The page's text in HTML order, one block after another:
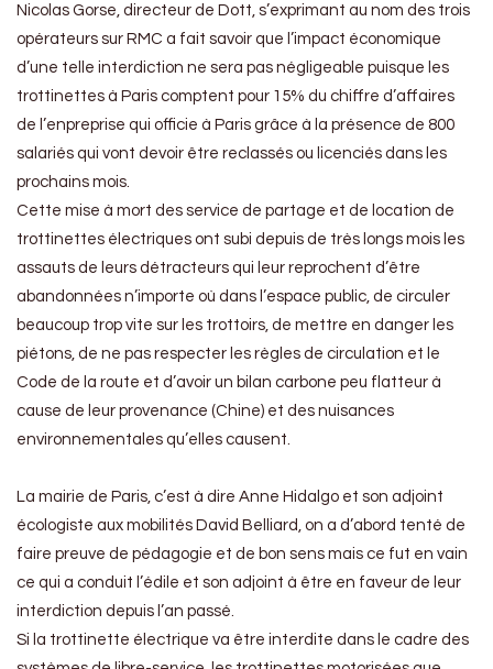
Nicolas Gorse, directeur de Dott, s’exprimant au nom des trois
opérateurs sur RMC a fait savoir que l’impact économique
d’une telle interdiction ne sera pas négligeable puisque les
trottinettes à Paris comptent pour 15% du chiffre d’affaires
de l’enpreprise qui officie à Paris grâce à la présence de 800
salariés qui vont devoir être reclassés ou licenciés dans les
prochains mois.
Cette mise à mort des service de partage et de location de
trottinettes électriques ont subi depuis de très longs mois les
assauts de leurs détracteurs qui leur reprochent d’être
abandonnées n’importe où dans l’espace public, de circuler
beaucoup trop vite sur les trottoirs, de mettre en danger les
piétons, de ne pas respecter les règles de circulation et le
Code de la route et d’avoir un bilan carbone peu flatteur à
cause de leur provenance (Chine) et des nuisances
environnementales qu’elles causent.
La mairie de Paris, c’est à dire Anne Hidalgo et son adjoint
écologiste aux mobilités David Belliard, on a d’abord tenté de
faire preuve de pédagogie et de bon sens mais ce fut en vain
ce qui a conduit l’édile et son adjoint à être en faveur de leur
interdiction depuis l’an passé.
Si la trottinette électrique va être interdite dans le cadre des